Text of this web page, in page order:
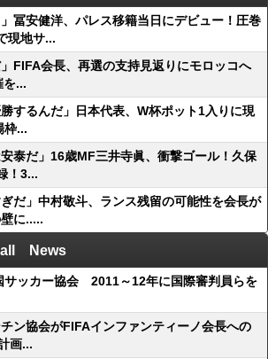
冨安健洋、パレス移籍当日にデビュー！圧巻
現地サ...
FIFA会長、再選の支持見返りにモロッコへ
を...
するんだ」日本代表、W杯ポット1入りに現
枠...
泰だ」16歳MF三井寺眞、衝撃ゴール！久保
！3...
だ」中村敬斗、ランス残留の可能性を会長が
に.....
News
ッカー協会 2011～12年に国際審判員らを
ン協会がFIFAインファンティーノ会長への
画...